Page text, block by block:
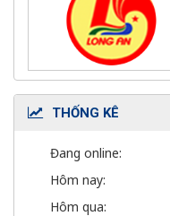
THỐNG KÊ
Đang online:
Hôm nay:
Hôm qua: